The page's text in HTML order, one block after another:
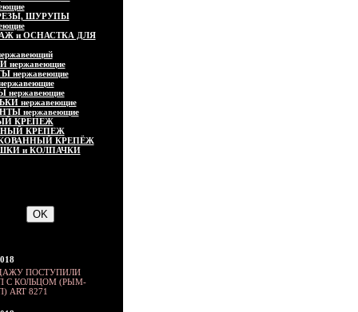
ШУРУПЫ
и ОСНАСТКА ДЛЯ
нержавеющие
нержавеющие
нержавеющие
нержавеющие
КРЕПЕЖ
КРЕПЕЖ
КРЕПЁЖ
и КОЛПАЧКИ
ПОСТУПИЛИ
С КОЛЬЦОМ (РЫМ-
ART 8271